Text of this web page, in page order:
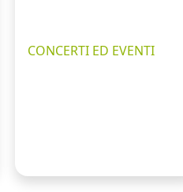
CONCERTI ED EVENTI